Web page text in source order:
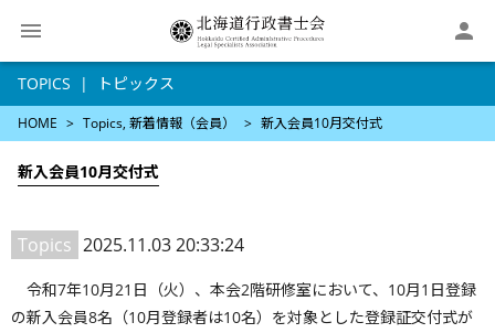

TOPICS トピックス
HOME Topics 新着情報（会員） 新入会員10月交付式
新入会員10月交付式
Topics 2025.11.03 20:33:24
令和7年10月21日（火）、本会2階研修室において、10月1日登録
の新入会員8名（10月登録者は10名）を対象とした登録証交付式が